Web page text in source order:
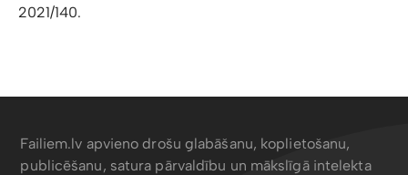
2021/140.
Failiem.lv apvieno drošu glabāšanu, koplietošanu,
publicēšanu, satura pārvaldību un mākslīgā intelekta